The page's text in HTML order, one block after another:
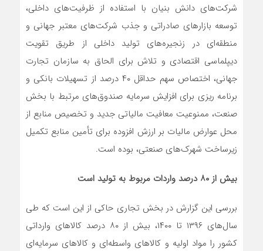
شرکت‌های دانش بنیان با استفاده از ظرفیت‌های داخلی،
توسعه بازارهای صادراتی و جذب شرکت‌های معتبر جهانی و
منطقه‌ای در زنجیره‌های تولید داخلی از طریق تقویت
دیپلماسی اقتصادی و تلاش برای الحاق به سازمان تجارت
جهانی، اختصاص سهم حداقل ۴۰ درصد از تسهیلات بانکی و
برنامه ریزی برای افزایش سرمایه صندوق‌های مرتبط با بخش
صنعت، ممنوعیت معافیت مالیاتی جدید و تخصیص منابع از
محل عوارض مالیات بر ارزش افزوده برای تأمین منابع تکمیل
زیرساخت شهرک‌های صنعتی، بوده است.
بیش از ۸۰ درصد واردات مربوط به تولید است
بررسی این گزارش در بخش تجاری حاکی از این است که طی
سال‌های ۱۳۹۶ تا ۱۴۰۰، بیش از ۸۰ درصد کالاهای وارداتی
کشور را مواد اولیه و کالاهای واسطه‌ای و کالاهای سرمایه‌ای